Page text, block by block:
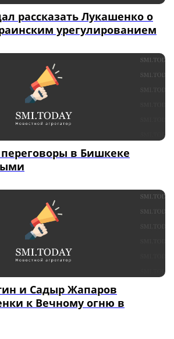
рассказать Лукашенко о
урегулированием
в Бишкеке
и Садыр Жапаров
к Вечному огню в